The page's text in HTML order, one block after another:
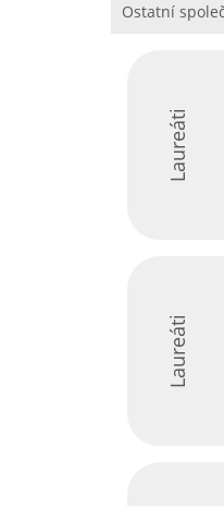
Ostatní
Laureáti
Laureáti